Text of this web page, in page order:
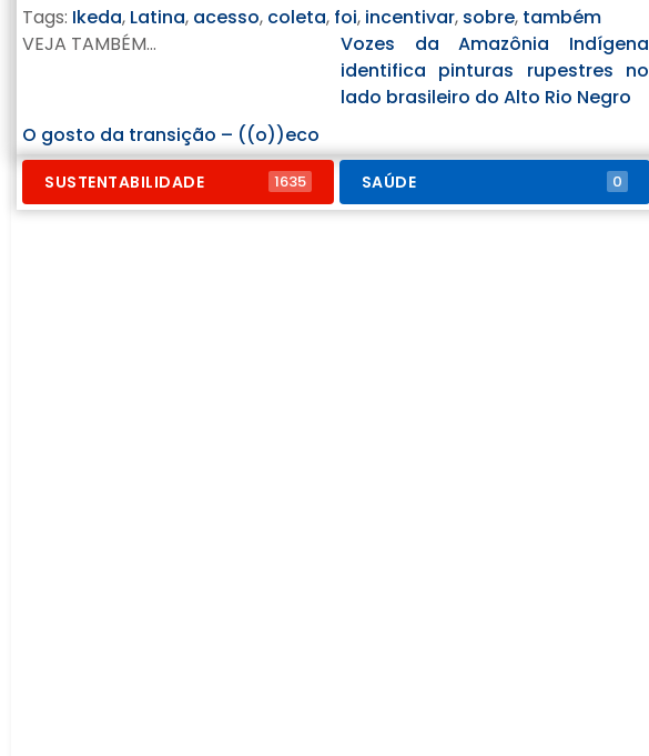
Tags: Ikeda, Latina, acesso, coleta, foi, incentivar, sobre, também
VEJA TAMBÉM...
Vozes da Amazônia Indígena
identifica pinturas rupestres no
lado brasileiro do Alto Rio Negro
O gosto da transição – ((o))eco
SUSTENTABILIDADE 1635 SAÚDE 0